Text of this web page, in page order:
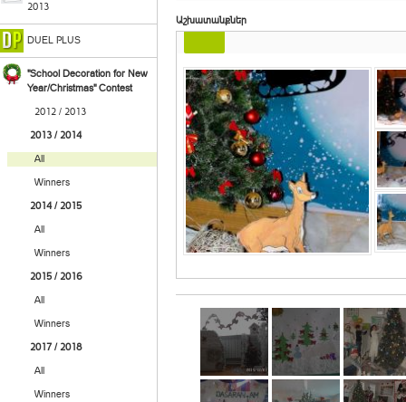
2013
DUEL PLUS
"School Decoration for New
Year/Christmas" Contest
2012 / 2013
2013 / 2014
All
Winners
2014 / 2015
All
Winners
2015 / 2016
All
Winners
2017 / 2018
All
Winners
Աշխատանքներ